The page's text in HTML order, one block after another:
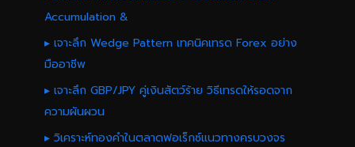
Accumulation &
▸ เจาะลึก Wedge Pattern เทคนิคเทรด Forex อย่าง
มืออาชีพ
▸ เจาะลึก GBP/JPY คู่เงินสัตว์ร้าย วิธีเทรดให้รอดจาก
ความผันผวน
▸ วิเคราะห์ทองคำในตลาดฟอเร็กซ์แนวทางครบวงจร